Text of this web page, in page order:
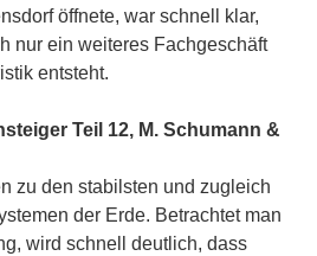
öffnete, war schnell klar,
nur ein weiteres Fachgeschäft
entsteht.
Teil 12, M. Schumann &
zu den stabilsten und zugleich
der Erde. Betrachtet man
wird schnell deutlich, dass